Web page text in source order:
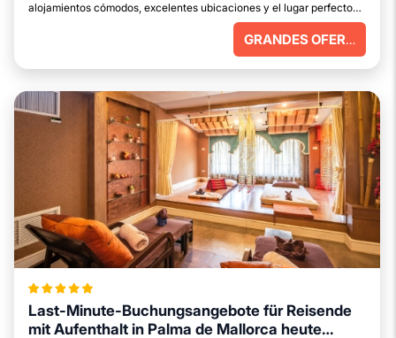
alojamientos cómodos, excelentes ubicaciones y el lugar perfecto
GRANDES OFERTAS
Last-Minute-Buchungsangebote für Reisende
mit Aufenthalt in Palma de Mallorca heute